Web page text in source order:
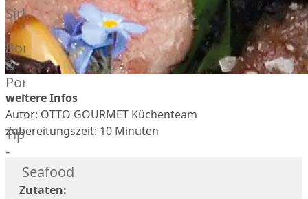
Veire
F1
Wagyu
Beef
Schwein
Ibérico
Schwein
Joselito
Ibérico
70%
Bellota
Garimori
Sirloin
T-
Bone
&
Porterhouse
Tomahawk
Tri
Tip
-
Bürgermeisterstück
Bäckchen
Seafood
weitere Infos
Autor: OTTO GOURMET Küchenteam
Zubereitungszeit: 10 Minuten
Zutaten: